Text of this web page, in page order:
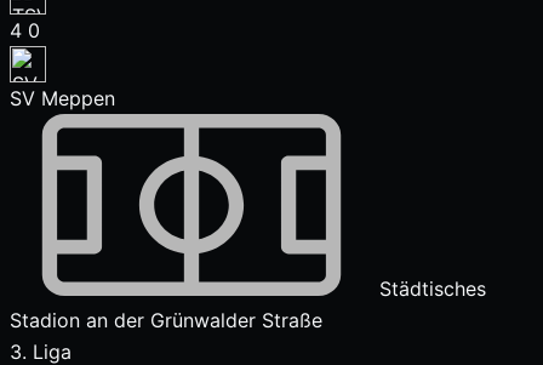
4 0
SV Meppen
Städtisches
Stadion an der Grünwalder Straße
3. Liga